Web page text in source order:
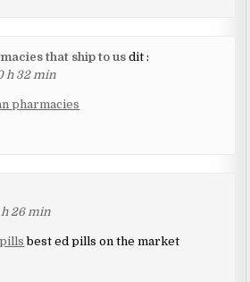
that ship to us dit :
h 32 min
pharmacies
h 26 min
best ed pills on the market